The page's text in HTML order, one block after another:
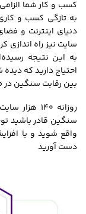
کسب و کار شما
به تازگی کسب و
دنیای اینترنت و
سایت نیز راه اندازی
به این نتیجه
احتیاج دارید که
بین رقابت سنگین در
روزانه
سنگین قادر باشید
واقع شوید و با
دست آورید